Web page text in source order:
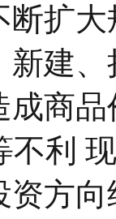
扩
建
商
不利
资方